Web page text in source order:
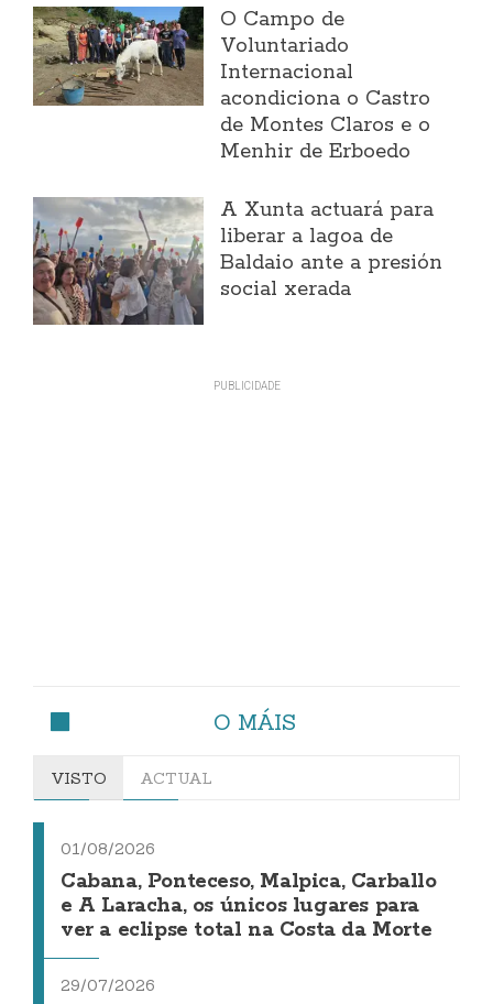
O Campo de
Voluntariado
Internacional
acondiciona o Castro
de Montes Claros e o
Menhir de Erboedo
A Xunta actuará para
liberar a lagoa de
Baldaio ante a presión
social xerada
O MÁIS
VISTO ACTUAL
01/08/2026
Cabana, Ponteceso, Malpica, Carballo
e A Laracha, os únicos lugares para
ver a eclipse total na Costa da Morte
29/07/2026